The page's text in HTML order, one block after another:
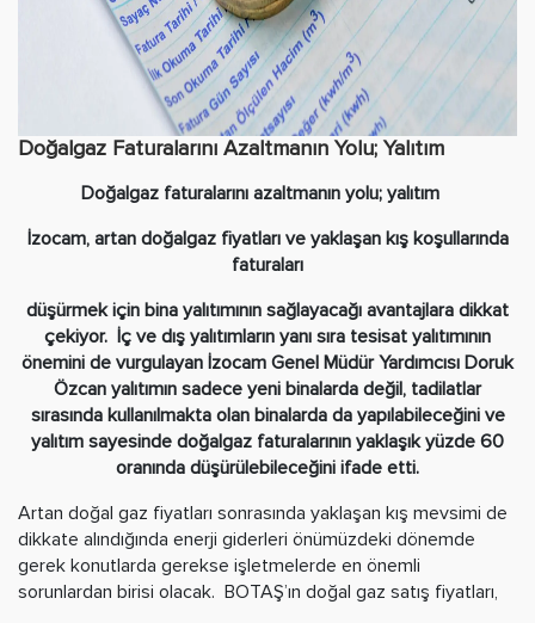
Doğalgaz Faturalarını Azaltmanın Yolu; Yalıtım
Doğalgaz faturalarını azaltmanın yolu; yalıtım
İzocam, artan doğalgaz fiyatları ve yaklaşan kış koşullarında
faturaları
düşürmek için bina yalıtımının sağlayacağı avantajlara dikkat
çekiyor. İç ve dış yalıtımların yanı sıra tesisat yalıtımının
önemini de vurgulayan İzocam Genel Müdür Yardımcısı Doruk
Özcan yalıtımın sadece yeni binalarda değil, tadilatlar
sırasında kullanılmakta olan binalarda da yapılabileceğini ve
yalıtım sayesinde doğalgaz faturalarının yaklaşık yüzde 60
oranında düşürülebileceğini ifade etti.
Artan doğal gaz fiyatları sonrasında yaklaşan kış mevsimi de
dikkate alındığında enerji giderleri önümüzdeki dönemde
gerek konutlarda gerekse işletmelerde en önemli
sorunlardan birisi olacak. BOTAŞ’ın doğal gaz satış fiyatları,